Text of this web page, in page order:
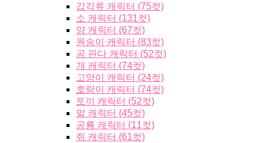
갑각류 캐릭터 (75컷)
소 캐릭터 (131컷)
양 캐릭터 (67컷)
원숭이 캐릭터 (83컷)
곰 판다 캐릭터 (52컷)
개 캐릭터 (74컷)
고양이 캐릭터 (24컷)
호랑이 캐릭터 (74컷)
토끼 캐릭터 (52컷)
말 캐릭터 (45컷)
공룡 캐릭터 (11컷)
쥐 캐릭터 (61컷)